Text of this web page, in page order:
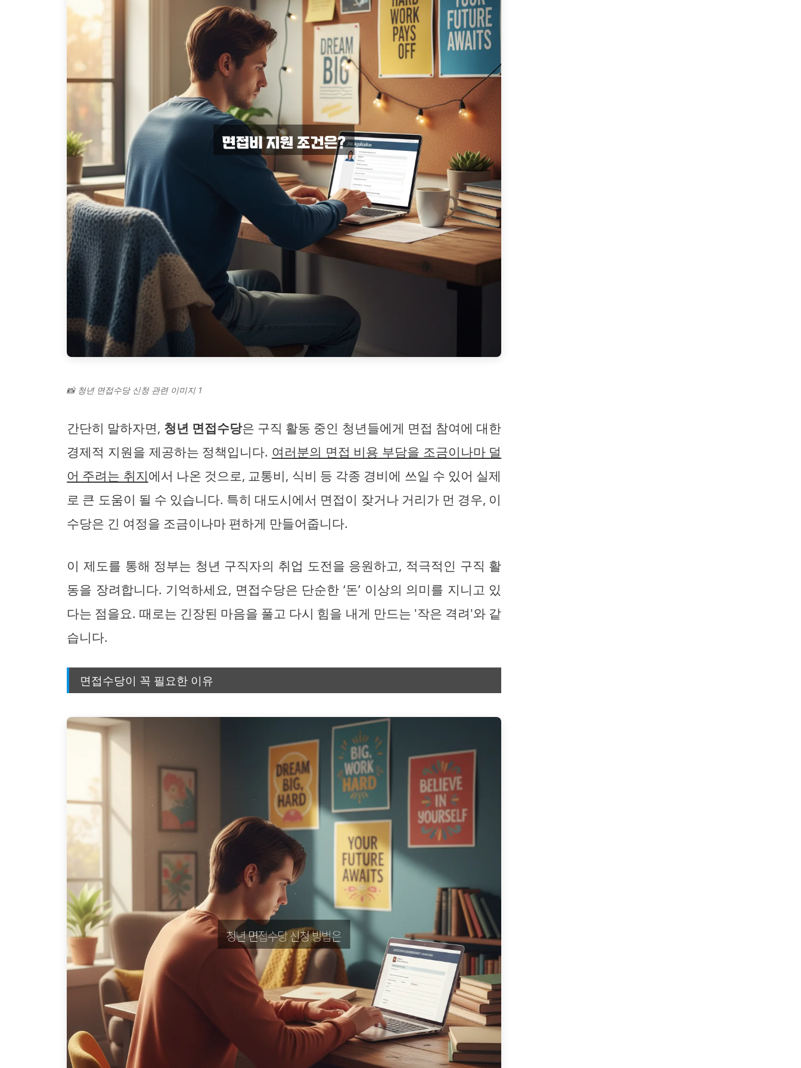
📸 청년 면접수당 신청 관련 이미지 1
간단히 말하자면, 청년 면접수당은 구직 활동 중인 청년들에게 면접 참여에 대한
경제적 지원을 제공하는 정책입니다. 여러분의 면접 비용 부담을 조금이나마 덜
어 주려는 취지에서 나온 것으로, 교통비, 식비 등 각종 경비에 쓰일 수 있어 실제
로 큰 도움이 될 수 있습니다. 특히 대도시에서 면접이 잦거나 거리가 먼 경우, 이
수당은 긴 여정을 조금이나마 편하게 만들어줍니다.
이 제도를 통해 정부는 청년 구직자의 취업 도전을 응원하고, 적극적인 구직 활
동을 장려합니다. 기억하세요, 면접수당은 단순한 ‘돈’ 이상의 의미를 지니고 있
다는 점을요. 때로는 긴장된 마음을 풀고 다시 힘을 내게 만드는 '작은 격려'와 같
습니다.
면접수당이 꼭 필요한 이유